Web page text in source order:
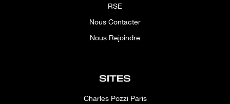
RSE
Nous Contacter
Nous Rejoindre
SITES
Charles Pozzi Paris